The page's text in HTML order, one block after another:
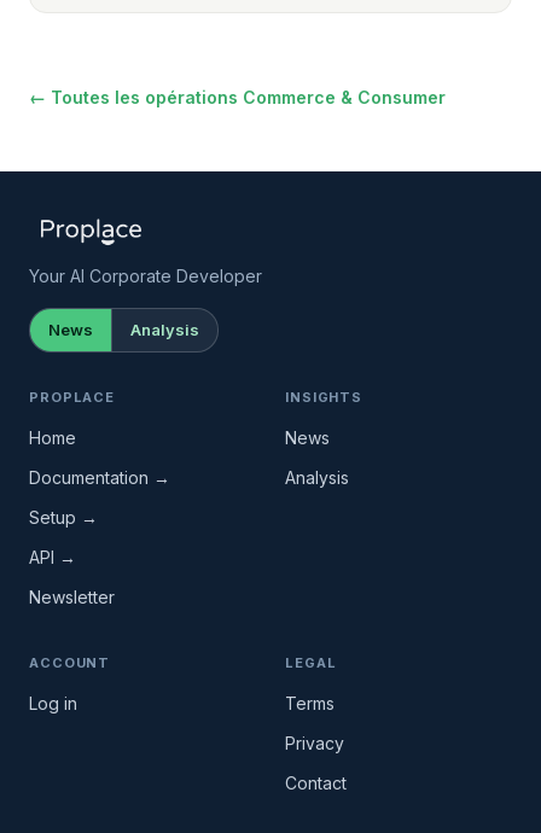
← Toutes les opérations Commerce & Consumer
Your AI Corporate Developer
News Analysis
PROPLACE
Home
Documentation →
Setup →
API →
Newsletter
INSIGHTS
News
Analysis
ACCOUNT
Log in
LEGAL
Terms
Privacy
Contact